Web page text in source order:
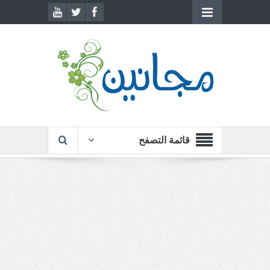
قائمة التصفح